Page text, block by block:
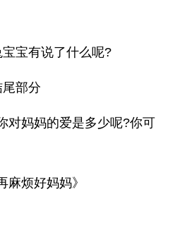
宝有说了什么呢?
部分
对妈妈的爱是多少呢?你可
麻烦好妈妈》